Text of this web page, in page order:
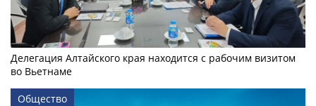
Делегация Алтайского края находится с рабочим визитом
во Вьетнаме
Общество